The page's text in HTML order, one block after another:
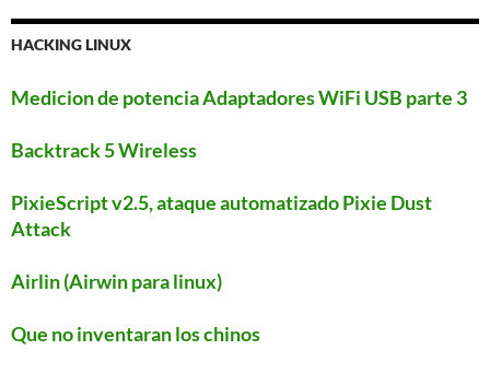
HACKING LINUX
Medicion de potencia Adaptadores WiFi USB parte 3
Backtrack 5 Wireless
PixieScript v2.5, ataque automatizado Pixie Dust
Attack
Airlin (Airwin para linux)
Que no inventaran los chinos